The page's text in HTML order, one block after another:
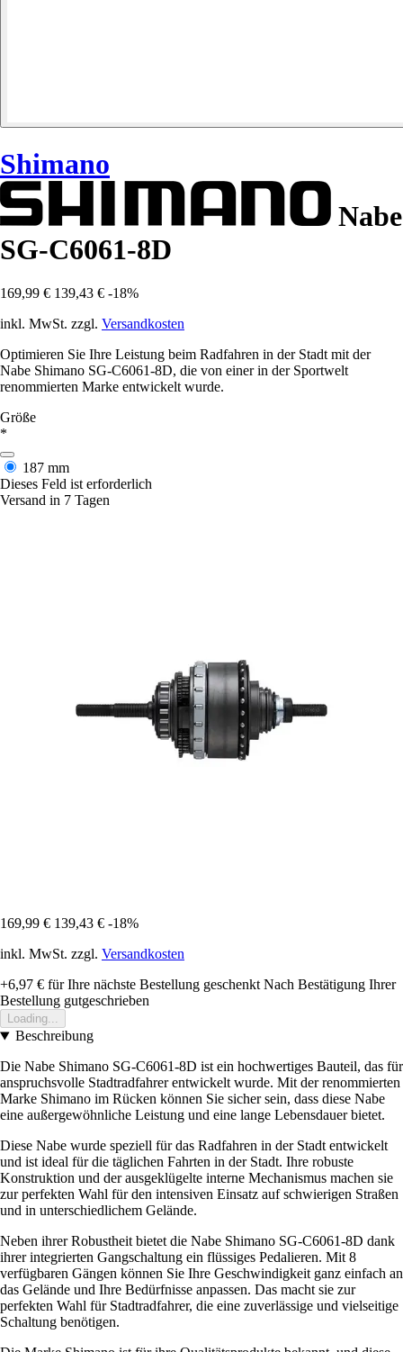
Shimano
Nabe
SG-C6061-8D
169,99 € 139,43 € -18%
inkl. MwSt. zzgl. Versandkosten
Optimieren Sie Ihre Leistung beim Radfahren in der Stadt mit der
Nabe Shimano SG-C6061-8D, die von einer in der Sportwelt
renommierten Marke entwickelt wurde.
Größe
*
187 mm
Dieses Feld ist erforderlich
Versand in 7 Tagen
169,99 € 139,43 € -18%
inkl. MwSt. zzgl. Versandkosten
+6,97 € für Ihre nächste Bestellung geschenkt Nach Bestätigung Ihrer
Bestellung gutgeschrieben
Loading...
Beschreibung
Die Nabe Shimano SG-C6061-8D ist ein hochwertiges Bauteil, das für
anspruchsvolle Stadtradfahrer entwickelt wurde. Mit der renommierten
Marke Shimano im Rücken können Sie sicher sein, dass diese Nabe
eine außergewöhnliche Leistung und eine lange Lebensdauer bietet.
Diese Nabe wurde speziell für das Radfahren in der Stadt entwickelt
und ist ideal für die täglichen Fahrten in der Stadt. Ihre robuste
Konstruktion und der ausgeklügelte interne Mechanismus machen sie
zur perfekten Wahl für den intensiven Einsatz auf schwierigen Straßen
und in unterschiedlichem Gelände.
Neben ihrer Robustheit bietet die Nabe Shimano SG-C6061-8D dank
ihrer integrierten Gangschaltung ein flüssiges Pedalieren. Mit 8
verfügbaren Gängen können Sie Ihre Geschwindigkeit ganz einfach an
das Gelände und Ihre Bedürfnisse anpassen. Das macht sie zur
perfekten Wahl für Stadtradfahrer, die eine zuverlässige und vielseitige
Schaltung benötigen.